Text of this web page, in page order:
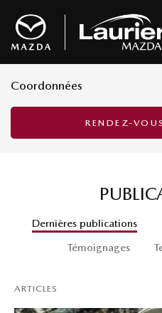
Coordonnées
3001, avenue Kepler,
RENDEZ-
Dernières publications
Témoignages
ARTICLES